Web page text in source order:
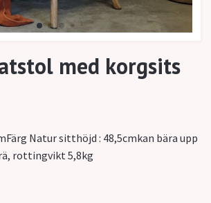
med korgsits
Natur sitthöjd : 48,5cmkan bära upp
rottingvikt 5,8kg